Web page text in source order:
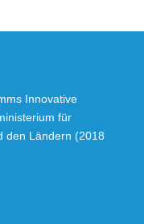
Innovative
für
den Ländern (2018